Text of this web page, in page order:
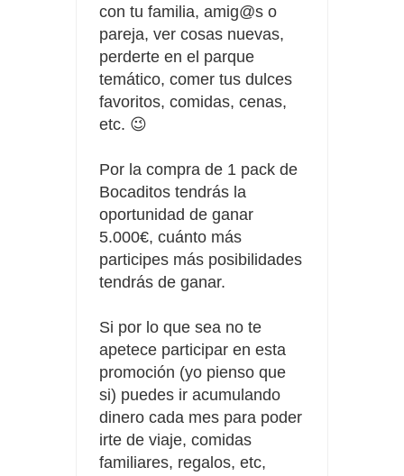
con tu familia, amig@s o
pareja, ver cosas nuevas,
perderte en el parque
temático, comer tus dulces
favoritos, comidas, cenas,
etc. 😉
Por la compra de 1 pack de
Bocaditos tendrás la
oportunidad de ganar
5.000€, cuánto más
participes más posibilidades
tendrás de ganar.
Si por lo que sea no te
apetece participar en esta
promoción (yo pienso que
si) puedes ir acumulando
dinero cada mes para poder
irte de viaje, comidas
familiares, regalos, etc,